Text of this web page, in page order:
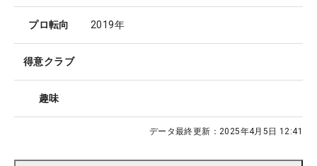
プロ転向 2019年
得意クラブ
趣味
データ最終更新： 2025年4月5日 12:41